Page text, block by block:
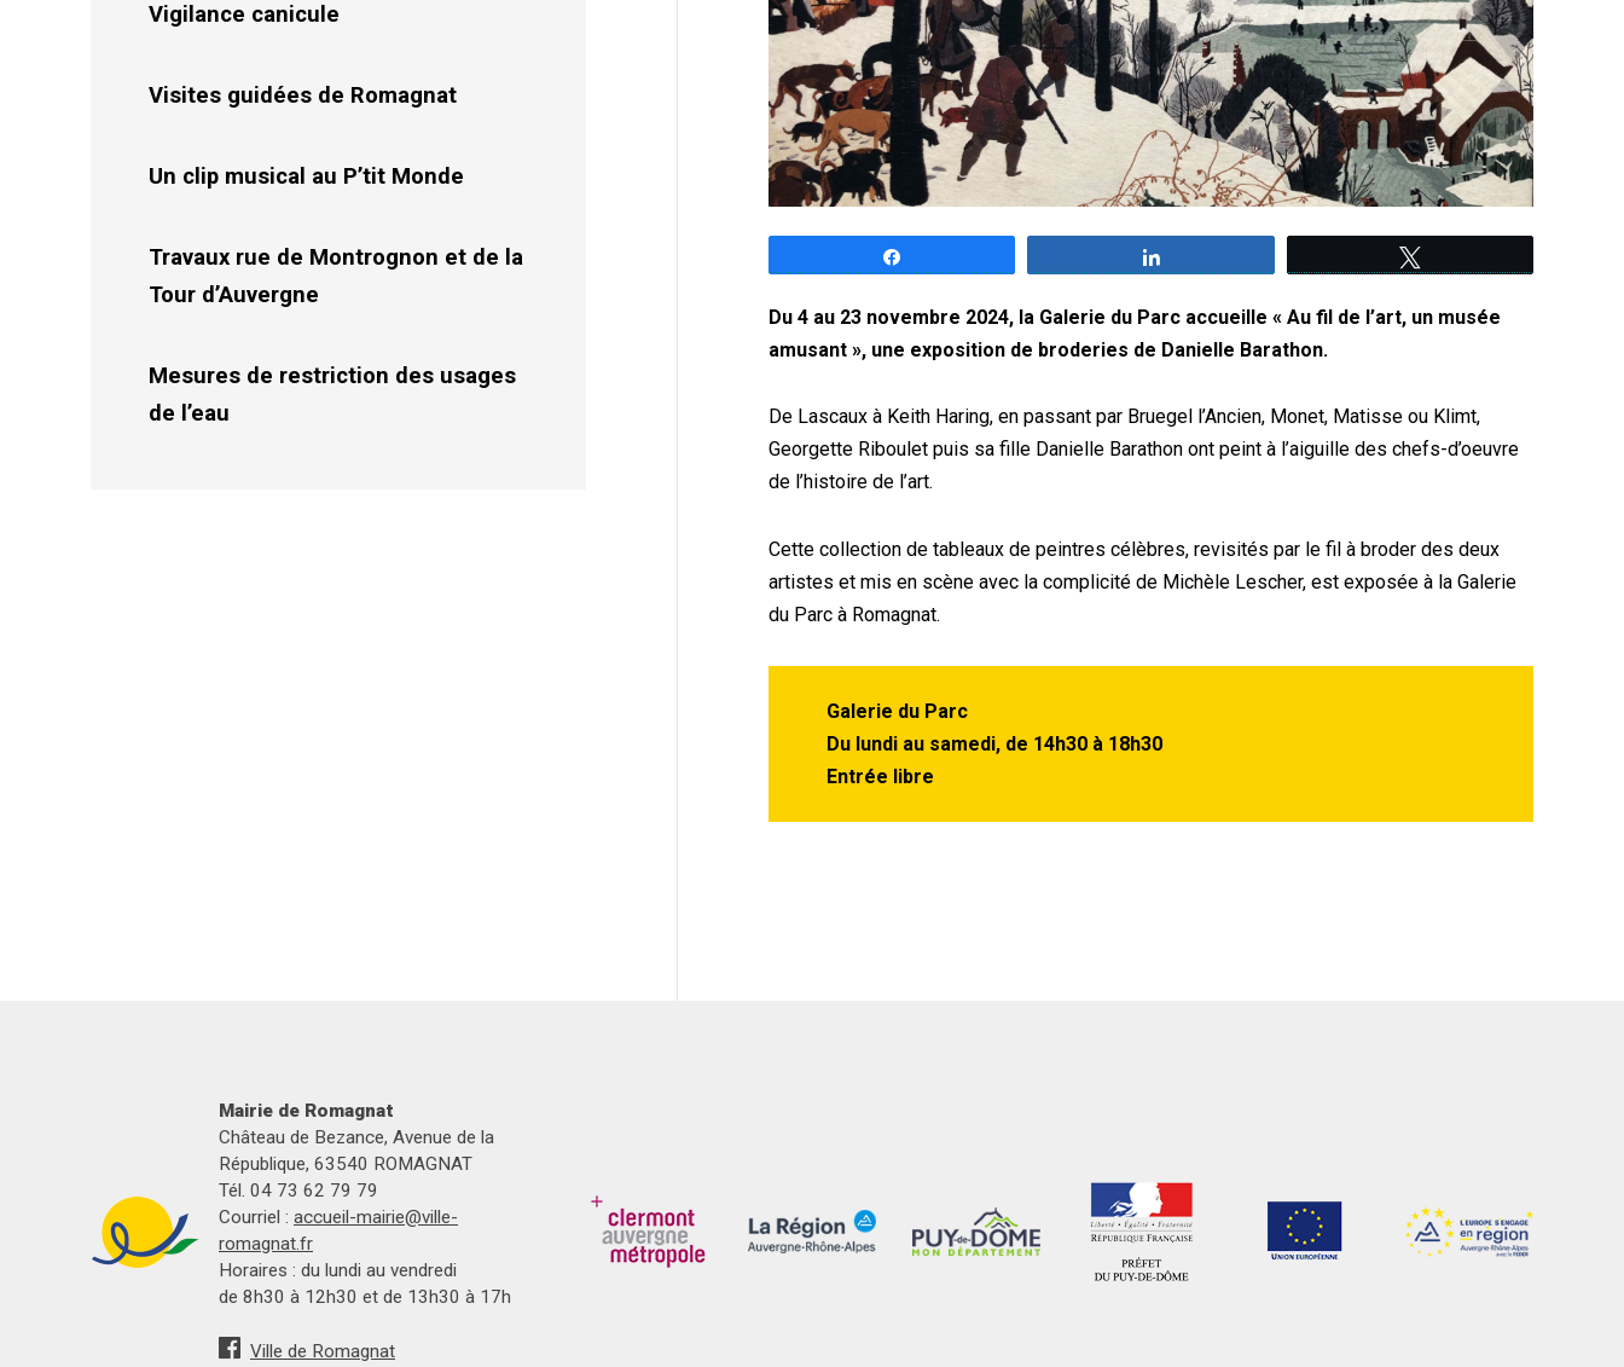
Du 4 au 23 novembre 2024, la Galerie du Parc accueille « Au fil de l’art, un musée
amusant », une exposition de broderies de Danielle Barathon.
De Lascaux à Keith Haring, en passant par Bruegel l’Ancien, Monet, Matisse ou Klimt,
Georgette Riboulet puis sa fille Danielle Barathon ont peint à l’aiguille des chefs-d’oeuvre
de l’histoire de l’art.
Cette collection de tableaux de peintres célèbres, revisités par le fil à broder des deux
artistes et mis en scène avec la complicité de Michèle Lescher, est exposée à la Galerie
du Parc à Romagnat.
Galerie du Parc
Du lundi au samedi, de 14h30 à 18h30
Entrée libre
Vigilance canicule
Visites guidées de Romagnat
Un clip musical au P’tit Monde
Travaux rue de Montrognon et de la
Tour d’Auvergne
Mesures de restriction des usages
de l’eau
Mairie de Romagnat
Château de Bezance, Avenue de la
République, 63540 ROMAGNAT
Tél. 04 73 62 79 79
Courriel : accueil-mairie@ville-
romagnat.fr
Horaires : du lundi au vendredi
de 8h30 à 12h30 et de 13h30 à 17h
Ville de Romagnat